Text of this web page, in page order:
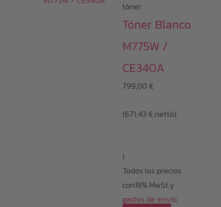
tóner
Tóner Blanco
M775W /
CE340A
799,00 €
(671,43 € netto)
i
Todos los precios
con19% MwSt.y
gastos de envío